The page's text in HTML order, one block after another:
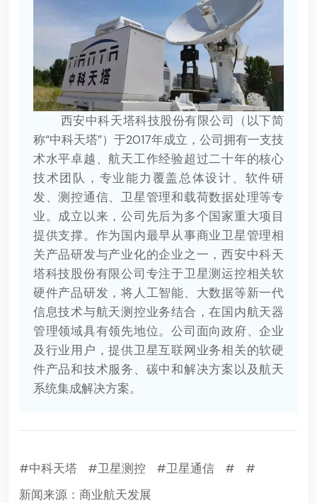
西安中科天塔科技股份有限公司（以下简
称“中科天塔”）于2017年成立，公司拥有一支技
术水平卓越、航天工作经验超过二十年的核心
技术团队，专业能力覆盖总体设计、软件研
发、测控通信、卫星管理和载荷数据处理等专
业。成立以来，公司先后为多个国家重大项目
提供支撑。作为国内最早从事商业卫星管理相
关产品研发与产业化的企业之一，西安中科天
塔科技股份有限公司专注于卫星测运控相关软
硬件产品研发，将人工智能、大数据等新一代
信息技术与航天测控业务结合，在国内航天器
管理领域具有领先地位。公司面向政府、企业
及行业用户，提供卫星互联网业务相关的软硬
件产品和技术服务、碳中和解决方案以及航天
系统集成解决方案。
#中科天塔 #卫星测控 #卫星通信 #
#
新闻来源：商业航天发展